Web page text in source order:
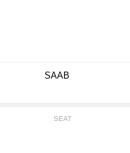
SAAB